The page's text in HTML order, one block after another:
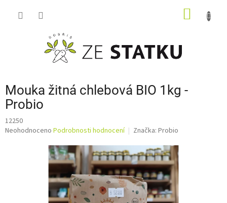
Mouka žitná chlebová BIO 1kg -
Probio
12250
Průměrné
Neohodnoceno Podrobnosti hodnocení Značka: Probio